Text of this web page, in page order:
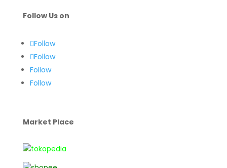
Follow Us on
Follow
Follow
Follow
Follow
Market Place